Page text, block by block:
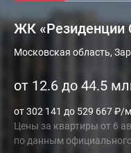
ЖК «Резиденции
Жилой
«Резиденции
—
это
Московская область,
от 12.6 до 44.5
от 302 141 до 529 667₽/м
Цены за квартиры от 6
по данным